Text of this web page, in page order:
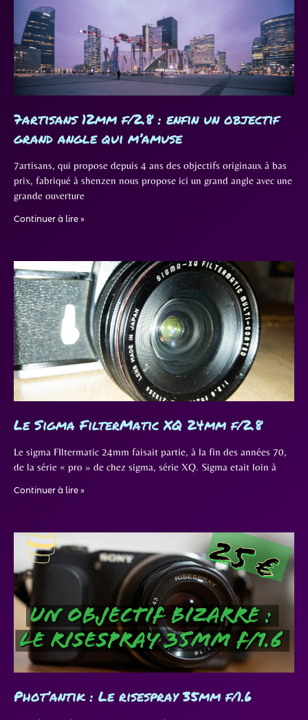
7artisans 12mm f/2.8 : enfin un objectif
grand angle qui m’amuse
7artisans, qui propose depuis 4 ans des objectifs originaux à bas
prix, fabriqué à shenzen nous propose ici un grand angle avec une
grande ouverture
Continuer à lire »
Le Sigma FilterMatic XQ 24mm f/2.8
Le sigma FIltermatic 24mm faisait partie, à la fin des années 70,
de la série « pro » de chez sigma, série XQ. Sigma etait loin à
Continuer à lire »
Phot’antik : Le risespray 35mm f/1.6